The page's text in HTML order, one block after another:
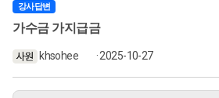
강사답변
가수금 가지급금
khsohee · 2025-10-27